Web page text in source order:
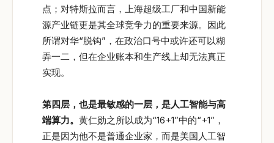
点；对特斯拉而言，上海超级工厂和中国新能
源产业链更是其全球竞争力的重要来源。因此
所谓对华“脱钩”，在政治口号中或许还可以糊
弄一二，但在企业账本和生产线上却无法真正
实现。
第四层，也是最敏感的一层，是人工智能与高
端算力。 黄仁勋之所以成为“16+1”中的“+1”，
正是因为他不是普通企业家，而是美国人工智